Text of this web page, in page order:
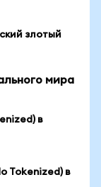
злотый
мира
в
Tokenized) в